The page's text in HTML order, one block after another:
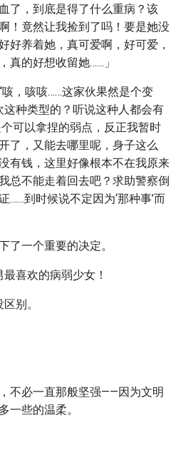
了，到底是得了什么重病？该
！竟然让我捡到了吗！要是她没
好养着她，真可爱啊，好可爱，
真的好想收留她……」
，咳咳……这家伙果然是个变
种类型的？听说这种人都会有
可以拿捏的弱点，反正我暂时
了，又能去哪里呢，身子这么
有钱，这里好像根本不在我原来
总不能走着回去吧？求助警察倒
……到时候说不定因为‘那种事’而
了一个重要的决定。
喜欢的病弱少女！
别。
不必一直那般坚强——因为文明
一些的温柔。